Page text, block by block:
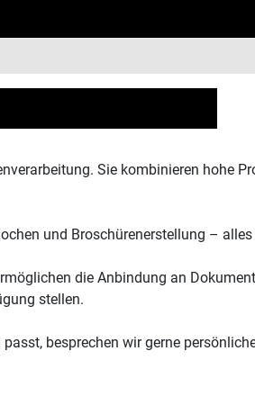
Sie kombinieren hohe
und Broschürenerstellung –
die Anbindung an
stellen.
besprechen wir gerne